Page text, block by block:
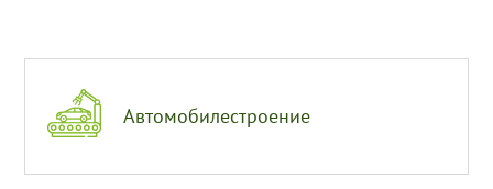
Автомобилестроение